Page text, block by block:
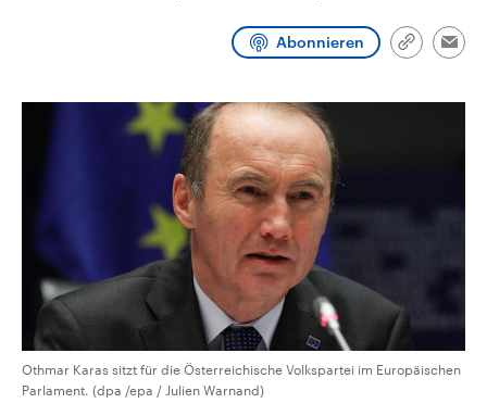
Abonnieren
Link
Othmar Karas sitzt für die Österreichische Volkspartei im Europäischen
Parlament. (dpa /epa / Julien Warnand)